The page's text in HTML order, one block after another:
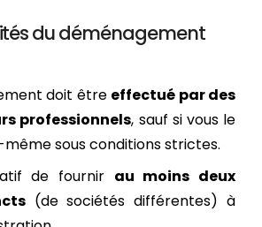
du déménagement
doit être effectué par des
professionnels, sauf si vous le
même sous conditions strictes.
de fournir au moins deux
(de sociétés différentes) à